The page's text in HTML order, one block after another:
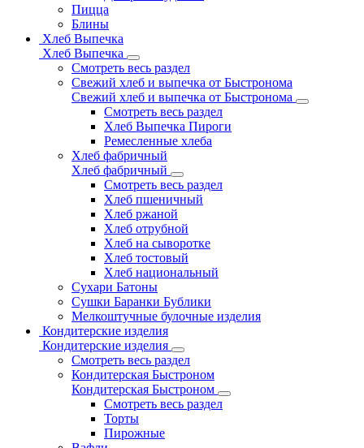
Пицца
Блины
Хлеб Выпечка
Хлеб Выпечка
Смотреть весь раздел
Свежий хлеб и выпечка от Быстронома
Свежий хлеб и выпечка от Быстронома
Смотреть весь раздел
Хлеб Выпечка Пироги
Ремесленные хлеба
Хлеб фабричный
Хлеб фабричный
Смотреть весь раздел
Хлеб пшеничный
Хлеб ржаной
Хлеб отрубной
Хлеб на сыворотке
Хлеб тостовый
Хлеб национальный
Сухари Батоны
Сушки Баранки Бублики
Мелкоштучные булочные изделия
Кондитерские изделия
Кондитерские изделия
Смотреть весь раздел
Кондитерская Быстроном
Кондитерская Быстроном
Смотреть весь раздел
Торты
Пирожные